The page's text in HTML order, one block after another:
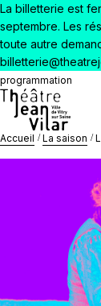
La billetterie est
septembre. Les
toute autre
programmation
Accueil La saison